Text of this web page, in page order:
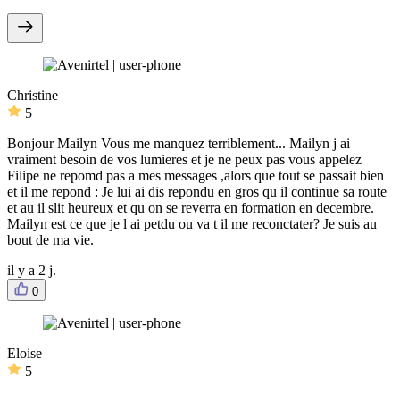
Christine
5
Bonjour Mailyn Vous me manquez terriblement... Mailyn j ai
vraiment besoin de vos lumieres et je ne peux pas vous appelez
Filipe ne repomd pas a mes messages ,alors que tout se passait bien
et il me repond : Je lui ai dis repondu en gros qu il continue sa route
et au il slit heureux et qu on se reverra en formation en decembre.
Mailyn est ce que je l ai petdu ou va t il me reconctater? Je suis au
bout de ma vie.
il y a 2 j.
0
Eloise
5